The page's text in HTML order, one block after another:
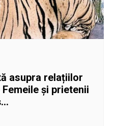
asupra relațiilor
și prietenii